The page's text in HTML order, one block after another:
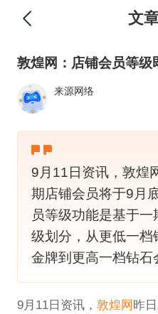
文
敦煌网：店铺会员等级
来源网络
9月11日资讯，敦煌
期店铺会员将于9月
员等级功能是基于
级划分，从更低一档
金牌到更高一档钻石
9月11日资讯， 敦煌网 昨